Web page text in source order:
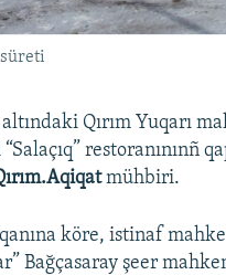
süreti
Qırım Yuqarı
restoranınınñ
mühbiri.
köre, istinaf
Bağçasaray şeer